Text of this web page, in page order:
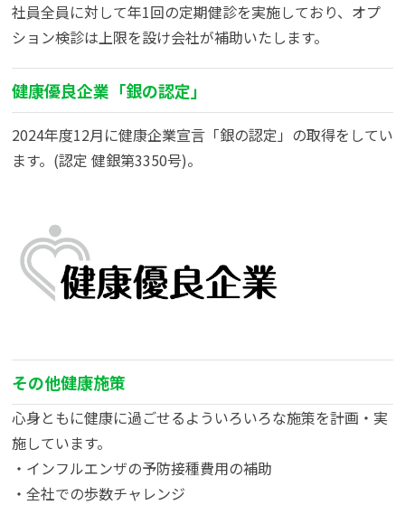
社員全員に対して年1回の定期健診を実施しており、オプ
ション検診は上限を設け会社が補助いたします。
健康優良企業「銀の認定」
2024年度12月に健康企業宣言「銀の認定」の取得をしてい
ます。(認定 健銀第3350号)。
その他健康施策
心身ともに健康に過ごせるよういろいろな施策を計画・実
施しています。
・インフルエンザの予防接種費用の補助
・全社での歩数チャレンジ